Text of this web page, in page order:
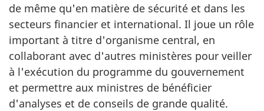
de même qu'en matière de sécurité et dans les
secteurs financier et international. Il joue un rôle
important à titre d'organisme central, en
collaborant avec d'autres ministères pour veiller
à l'exécution du programme du gouvernement
et permettre aux ministres de bénéficier
d'analyses et de conseils de grande qualité.